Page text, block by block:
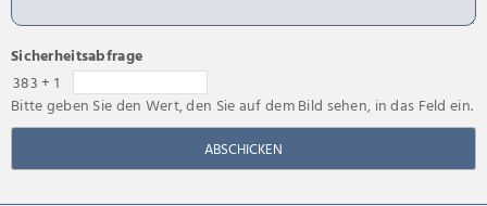
Sicherheitsabfrage
383 + 1
Bitte geben Sie den Wert, den Sie auf dem Bild sehen, in das Feld ein.
ABSCHICKEN